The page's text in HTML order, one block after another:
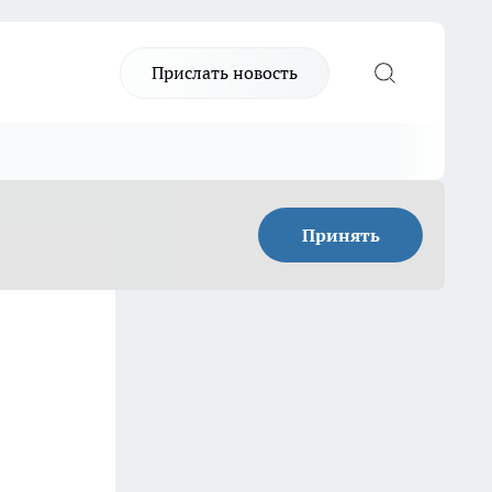
Прислать новость
Принять